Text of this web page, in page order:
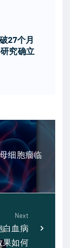
27个月
究确立
细胞瘤临
Next
白血病
果如何